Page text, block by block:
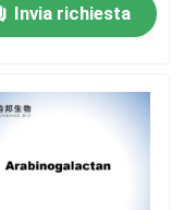
Invia richiesta